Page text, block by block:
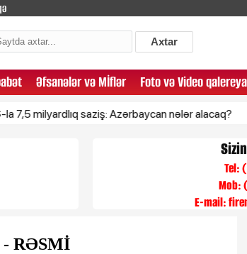
Axtar
Əfsanələr və Mİflər Foto və Video qalereya
saziş: Azərbaycan nələr alacaq? Az
Tel:
Mob:
E-mail:
- RƏSMİ